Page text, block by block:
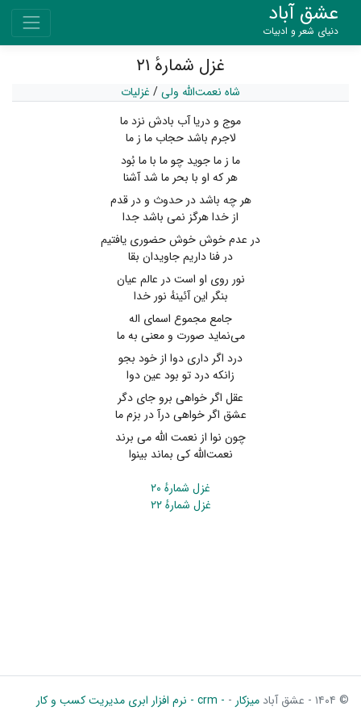
عشق آباد
دنیای شعر و ادبیات
غزل شمارهٔ ۲۱
شاه نعمت‌الله ولی/ غزلیات
موج و دریا آب بادش نزد ما
لاجرم باشد حجاب ما ز ما
ما ز ما جوید چو ما با ما بُود
هر که او با بحر ما شد آشنا
هر چه باشد در حدوث و در قدم
از خدا هرگز نمی ‌باشد جدا
در عدم خوش خوش حضوری یافتیم
در فنا داریم جاویدان بقا
نور روی او است در عالم عیان
بنگر این آئینهٔ نور خدا
جامع مجموع اسمای اله
می‌نماید صورت و معنی به ما
درد اگر داری دوا از خود بجو
زانکه درد تو بود عین دوا
عقل اگر خواهی برو جای دگر
عشق اگر خواهی درآ در بزم ما
چون نوا از نعمت الله می ‌برند
نعمت‌الله کی بماند بینوا
غزل شمارهٔ ۲۰
غزل شمارهٔ ۲۲
© ۱۴۰۴ - عشق آباد میزکار - - crm - نرم افزار ابری مدیریت کسب و کار